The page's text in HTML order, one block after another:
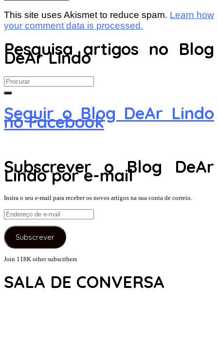
This site uses Akismet to reduce spam. Learn how
your comment data is processed.
Pesquisa artigos no Blog
DeAr Lindo
Search
for:
Seguir o Blog DeAr Lindo
no Facebook
Subscrever o Blog DeAr
Lindo por e-mail
Insira o seu e-mail para receber os novos artigos na sua conta de correio.
Endereço
de
e-
mail
Subscrever
Join 118K other subscribers
SALA DE CONVERSA